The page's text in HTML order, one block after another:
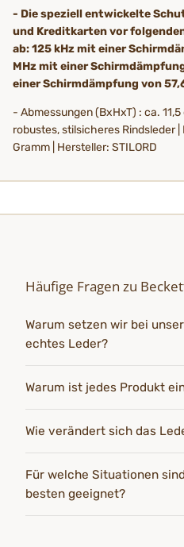
- Die speziell entwickelte
und Kreditkarten vor
ab: 125 kHz mit einer
MHz mit einer
einer Schirmdämpfung von
- Abmessungen (BxHxT) : ca.
robustes, stilsicheres Rindsleder
Gramm | Hersteller: STILORD
Häufige Fragen zu
Warum setzen wir bei
echtes Leder?
Warum ist jedes Produkt
Wie verändert sich das
Für welche Situationen
besten geeignet?